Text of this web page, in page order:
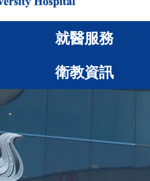
就醫服務
衛教資訊